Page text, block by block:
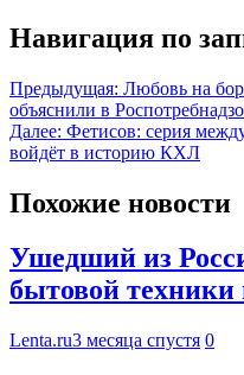
Навигация по
Предыдущая: Любовь на
объяснили в
Далее: Фетисов: серия
войдёт в историю КХЛ
Похожие новости
Ушедший из
бытовой техники
Lenta.ru3 месяца спустя 0